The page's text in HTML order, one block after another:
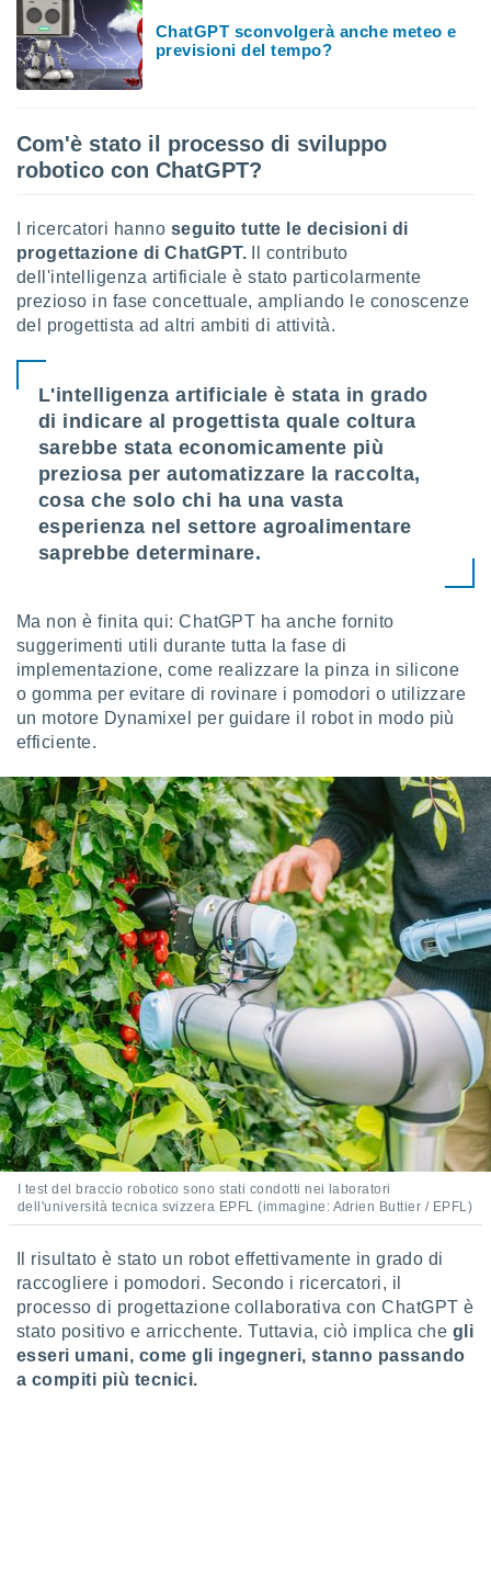
quali la
su
web,
sulla
al quale
Per
tuo
dei
" o
cookie
il
dei
su
e/o
dati
la
della
creare
la
profili
per
profili
degli
dei
il
ChatGPT sconvolgerà anche meteo e
previsioni del tempo?
Com'è stato il processo di sviluppo
robotico con ChatGPT?
I ricercatori hanno seguito tutte le decisioni di
progettazione di ChatGPT. Il contributo
dell'intelligenza artificiale è stato particolarmente
prezioso in fase concettuale, ampliando le conoscenze
del progettista ad altri ambiti di attività.
L'intelligenza artificiale è stata in grado
di indicare al progettista quale coltura
sarebbe stata economicamente più
preziosa per automatizzare la raccolta,
cosa che solo chi ha una vasta
esperienza nel settore agroalimentare
saprebbe determinare.
Ma non è finita qui: ChatGPT ha anche fornito
suggerimenti utili durante tutta la fase di
implementazione, come realizzare la pinza in silicone
o gomma per evitare di rovinare i pomodori o utilizzare
un motore Dynamixel per guidare il robot in modo più
efficiente.
I test del braccio robotico sono stati condotti nei laboratori
dell'università tecnica svizzera EPFL (immagine: Adrien Buttier / EPFL)
Il risultato è stato un robot effettivamente in grado di
raccogliere i pomodori. Secondo i ricercatori, il
processo di progettazione collaborativa con ChatGPT è
stato positivo e arricchente. Tuttavia, ciò implica che gli
esseri umani, come gli ingegneri, stanno passando
a compiti più tecnici.